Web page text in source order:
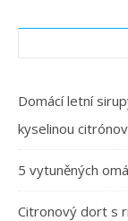
Domácí letní
kyselinou
5 vytuněných
Citronový dort s